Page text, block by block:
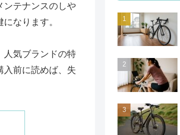
ンテナンスのしや
なります。
人気ブランドの特
入前に読めば、失